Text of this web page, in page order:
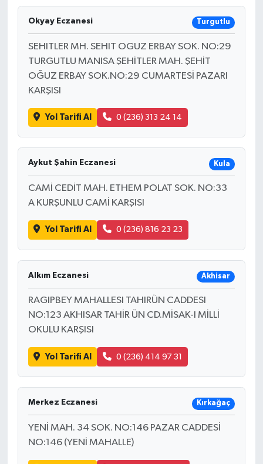
Okyay Eczanesi Turgutlu
SEHITLER MH. SEHIT OGUZ ERBAY SOK. NO:29
TURGUTLU MANISA ŞEHİTLER MAH. ŞEHİT
OĞUZ ERBAY SOK.NO:29 CUMARTESİ PAZARI
KARŞISI
Yol Tarifi Al 0 (236) 313 24 14
Aykut Şahin Eczanesi Kula
CAMİ CEDİT MAH. ETHEM POLAT SOK. NO:33
A KURŞUNLU CAMİ KARŞISI
Yol Tarifi Al 0 (236) 816 23 23
Alkım Eczanesi Akhisar
RAGIPBEY MAHALLESI TAHIRÜN CADDESI
NO:123 AKHISAR TAHİR ÜN CD.MİSAK-I MİLLİ
OKULU KARŞISI
Yol Tarifi Al 0 (236) 414 97 31
Merkez Eczanesi Kırkağaç
YENİ MAH. 34 SOK. NO:146 PAZAR CADDESİ
NO:146 (YENİ MAHALLE)